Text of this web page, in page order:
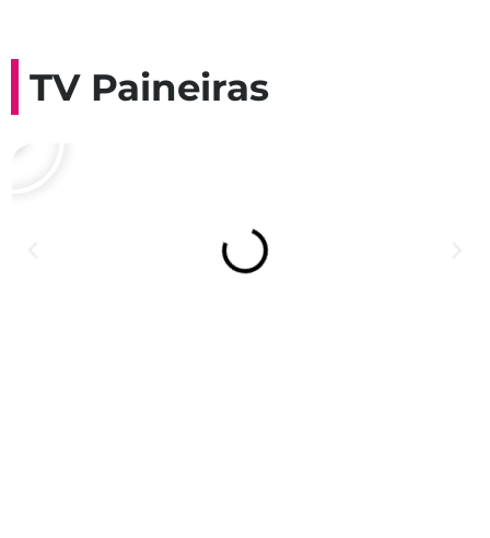
TV Paineiras